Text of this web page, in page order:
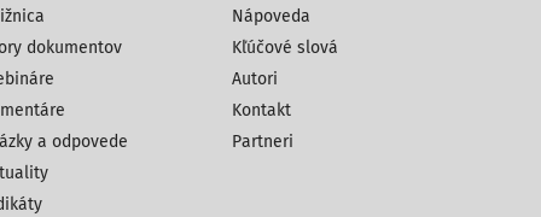
dokumentov
a odpovede
Nápoveda
Kľúčové slová
Autori
Kontakt
Partneri